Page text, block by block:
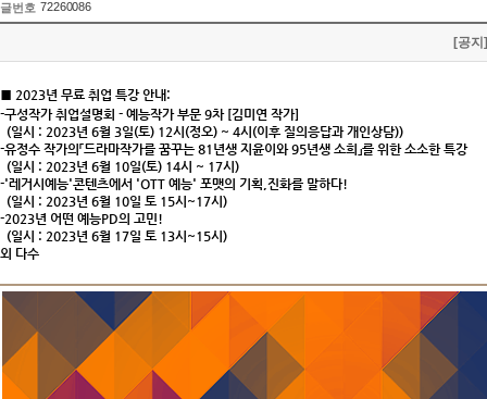
글번호 72260086
[공
■ 2023년 무료 취업 특강안내:
-구성작가 취업설명회 - 예능작가 부문 9차 [김미연 작가]
(일시 : 2023년 6월 3일(토) 12시 (정오) ~ 4시 (이후 질의응답과 개인상담))
-유정수 작가의 「드라마작가를 꿈꾸는 81 년생 지윤이와95년생 소희 」를 위한 소소한 특강
(일시 : 2023년 6월 10일(토) 14시 ~ 17시 )
-'레거시예능'콘텐츠에서 'OTT 예능' 포맷의 기획 진화를 말하다!
(일시 : 2023년 6월 10일 토 15시 ~17시 )
-2023년 어떤 예능PD의 고민!
(일시 : 2023년 6월 17일 토 13시 ~15시 )
외 다수